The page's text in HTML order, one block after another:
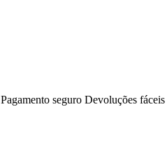
Pagamento seguro Devoluções fáceis